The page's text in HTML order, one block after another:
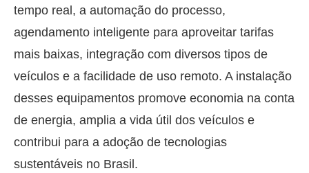
tempo real, a automação do processo,
agendamento inteligente para aproveitar tarifas
mais baixas, integração com diversos tipos de
veículos e a facilidade de uso remoto. A instalação
desses equipamentos promove economia na conta
de energia, amplia a vida útil dos veículos e
contribui para a adoção de tecnologias
sustentáveis no Brasil.